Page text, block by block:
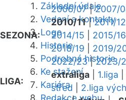
Základní údaje
Vedení a kontakty
Logo
Historie
Podrobná historie
Ke stažení
Kariéra
Redakce webu
SEZONA:
2006/07|2007/
2010/11|2011/12
2014/15
2015/16
2018/19
2019/
2022/23|2023/
LIGA:
extraliga 1.liga
střed
2.liga